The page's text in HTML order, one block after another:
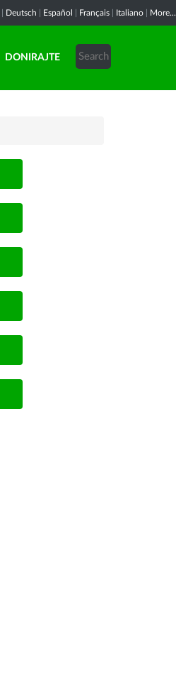
Deutsch Español Français Italiano More...
DONIRAJTE